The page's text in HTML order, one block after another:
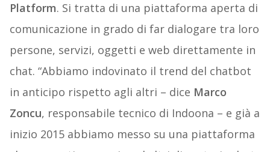
Platform. Si tratta di una piattaforma aperta di
comunicazione in grado di far dialogare tra loro
persone, servizi, oggetti e web direttamente in
chat. “Abbiamo indovinato il trend del chatbot
in anticipo rispetto agli altri – dice Marco
Zoncu, responsabile tecnico di Indoona – e già a
inizio 2015 abbiamo messo su una piattaforma